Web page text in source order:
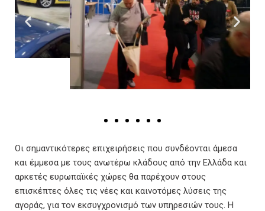
Οι σημαντικότερες επιχειρήσεις που συνδέονται άμεσα
και έμμεσα με τους ανωτέρω κλάδους από την Ελλάδα και
αρκετές ευρωπαϊκές χώρες θα παρέχουν στους
επισκέπτες όλες τις νέες και καινοτόμες λύσεις της
αγοράς, για τον εκσυγχρονισμό των υπηρεσιών τους. Η